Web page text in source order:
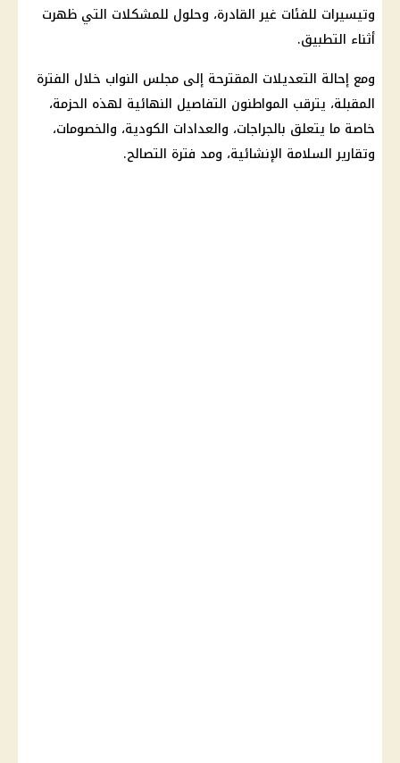
وتيسيرات للفئات غير القادرة، وحلول للمشكلات التي ظهرت
أثناء التطبيق.
ومع إحالة التعديلات المقترحة إلى مجلس النواب خلال الفترة
المقبلة، يترقب المواطنون التفاصيل النهائية لهذه الحزمة،
خاصة ما يتعلق بالجراجات، والعدادات الكودية، والخصومات،
وتقارير السلامة الإنشائية، ومد فترة التصالح.